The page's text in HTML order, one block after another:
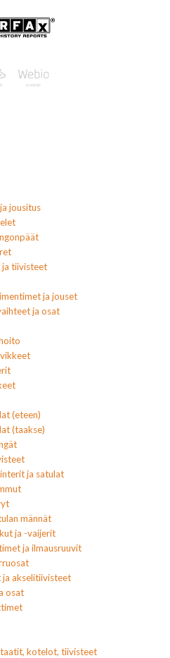
jousitus
ja tiivisteet
ja jouset
ja osat
(eteen)
(taakse)
ja satulat
männät
ja -vaijerit
ja ilmausruuvit
ja akselitiivisteet
osat
kotelot, tiivisteet